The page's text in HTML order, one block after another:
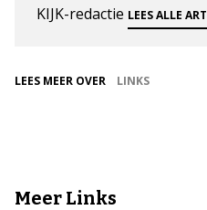
KIJK-redactie LEES ALLE
LEES MEER OVER LINKS
Meer Links